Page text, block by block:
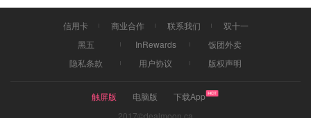
信用卡 商业合作 联系我们
双十一
黑五
InRewards
饭团外卖
隐私条款
用户协议 版权声明
触屏版 电脑版
下载App
2017©dealmoon.ca